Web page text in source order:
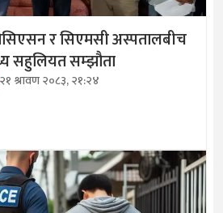
र सिएमसी अस्पतालबीच
सहुलियत सम्झौता
२१ श्रावण २०८३, २१:२४